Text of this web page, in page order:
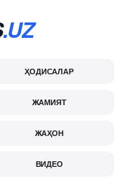
.UZ
ҲОДИСАЛАР
ЖАМИЯТ
ЖАҲОН
ВИДЕО